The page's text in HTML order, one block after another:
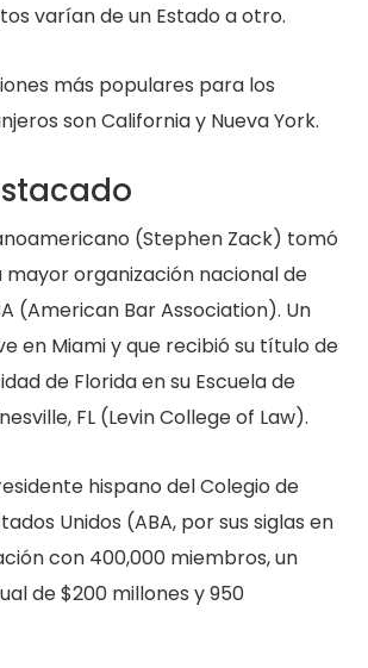
varían de un Estado a otro.
más populares para los
son California y Nueva York.
(Stephen Zack) tomó
mayor organización nacional de
(American Bar Association). Un
en Miami y que recibió su título de
de Florida en su Escuela de
FL (Levin College of Law).
hispano del Colegio de
Unidos (ABA, por sus siglas en
con 400,000 miembros, un
de $200 millones y 950